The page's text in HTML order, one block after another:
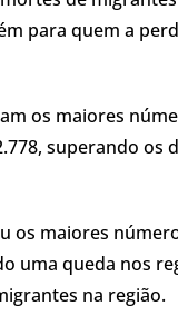
para quem a
os maiores
superando os
os maiores
uma queda nos
na região.